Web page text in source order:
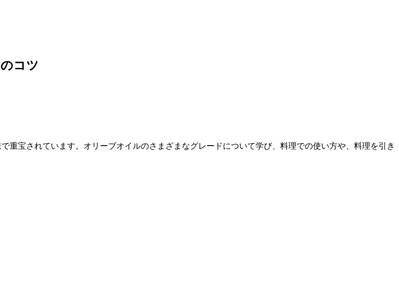
コツ
重宝されています。オリーブオイルのさまざまなグレードについて学び、料理での使い方や、料理を引き